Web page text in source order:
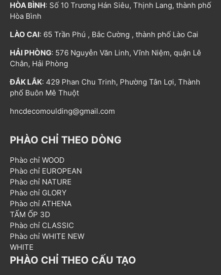
HÒA BÌNH: Số 10 Trương Hán Siêu, Thịnh Lang, thành phố
Hòa Bình
LÀO CAI: 65 Trần Phú , Bắc Cường , thành phố Lào Cai
HẢI PHÒNG: 576 Nguyễn Văn Linh, Vĩnh Niệm, quận Lê
Chân, Hải Phòng
ĐẮK LẮK: 429 Phan Chu Trinh, Phường Tân Lợi, Thành
phố Buôn Mê Thuột
hncdecomoulding@gmail.com
PHÀO CHỈ THEO DÒNG
Phào chỉ WOOD
Phào chỉ EUROPEAN
Phào chỉ NATURE
Phào chỉ GLORY
Phào chỉ ATHENA
TẤM ỐP 3D
Phào chỉ CLASSIC
Phào chỉ WHITE NEW
WHITE
PHÀO CHỈ THEO CẤU TẠO